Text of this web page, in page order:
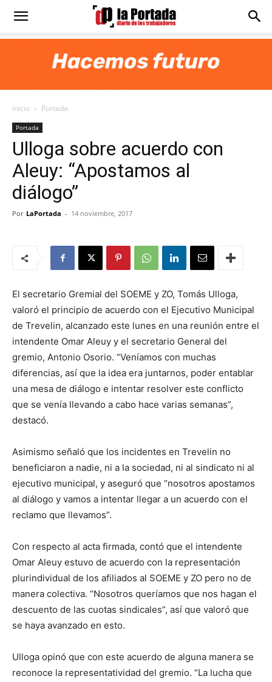
Diario
Portada
Inicio Portada
Portada
Ulloga sobre acuerdo con
Aleuy: “Apostamos al
diálogo”
Por LaPortada - 14 noviembre, 2017
El secretario Gremial del SOEME y ZO, Tomás Ulloga,
valoró el principio de acuerdo con el Ejecutivo Municipal
de Trevelin, alcanzado este lunes en una reunión entre el
intendente Omar Aleuy y el secretario General del
gremio, Antonio Osorio. “Veníamos con muchas
diferencias, así que la idea era juntarnos, poder entablar
una mesa de diálogo e intentar resolver este conflicto
que se venía llevando a cabo hace varias semanas”,
destacó.
Asimismo señaló que los incidentes en Trevelin no
beneficiaron a nadie, ni a la sociedad, ni al sindicato ni al
ejecutivo municipal, y aseguró que “nosotros apostamos
al diálogo y vamos a intentar llegar a un acuerdo con el
reclamo que llevamos”.
Con respecto al acta firmada, contó que el intendente
Omar Aleuy estuvo de acuerdo con la representación
plurindividual de los afiliados al SOEME y ZO pero no de
manera colectiva. “Nosotros queríamos que nos hagan el
descuento de las cuotas sindicales”, así que valoró que
se haya avanzado en esto.
Ulloga opinó que con este acuerdo de alguna manera se
reconoce la representatividad del gremio. “La lucha que